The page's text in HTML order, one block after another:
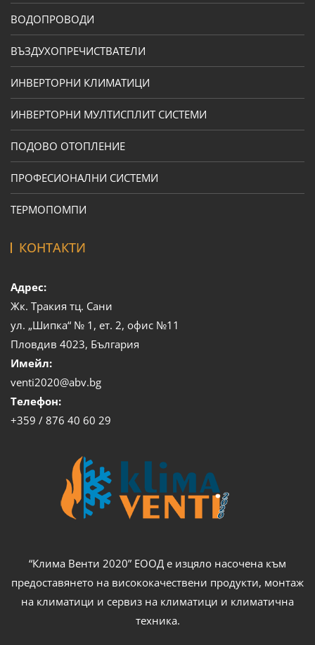
ВОДОПРОВОДИ
ВЪЗДУХОПРЕЧИСТВАТЕЛИ
ИНВЕРТОРНИ КЛИМАТИЦИ
ИНВЕРТОРНИ МУЛТИСПЛИТ СИСТЕМИ
ПОДОВО ОТОПЛЕНИЕ
ПРОФЕСИОНАЛНИ СИСТЕМИ
ТЕРМОПОМПИ
КОНТАКТИ
Адрес:
Жк. Тракия тц. Сани
ул. „Шипка“ № 1, ет. 2, офис №11
Пловдив 4023, България
Имейл:
venti2020@abv.bg
Телефон:
+359 / 876 40 60 29
“Клима Венти 2020” ЕООД е изцяло насочена към
предоставянето на висококачествени продукти, монтаж
на климатици и сервиз на климатици и климатична
техника.